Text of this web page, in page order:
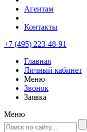
Агентам
Контакты
+7 (495) 223-48-91
Главная
Личный кабинет
Меню
Звонок
Заявка
Меню